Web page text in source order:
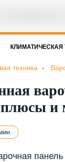
КЛИМАТИЧЕСКАЯ
техника
и